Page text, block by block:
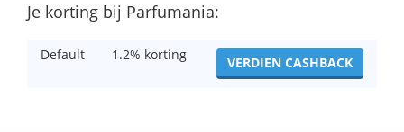
Je korting bij Parfumania:
Default 1.2% korting VERDIEN CASHBACK